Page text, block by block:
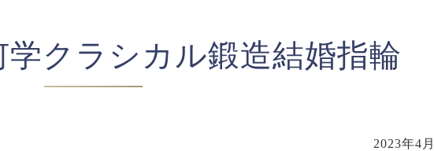
学クラシカル鍛造結婚指輪
2023年4